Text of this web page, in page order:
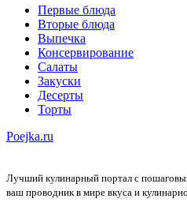
Первые блюда
Вторые блюда
Выпечка
Консервирование
Салаты
Закуски
Десерты
Торты
Poejka.ru
Лучший кулинарный портал с
ваш проводник в мире вкуса и